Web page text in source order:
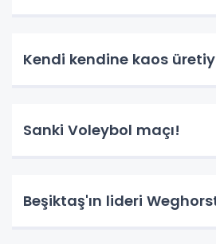
Kendi kendine kaos
Sanki Voleybol maçı!
Beşiktaş'ın lideri